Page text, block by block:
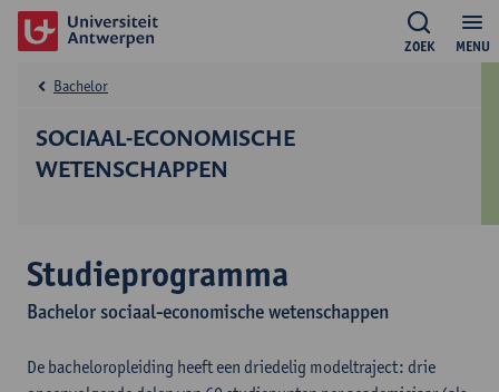
MENU
ZOEK
SOCIAAL-ECONOMISCHE
WETENSCHAPPEN
Bachelor
Studieprogramma
Bachelor sociaal-economische wetenschappen
De bacheloropleiding heeft een driedelig modeltraject: drie